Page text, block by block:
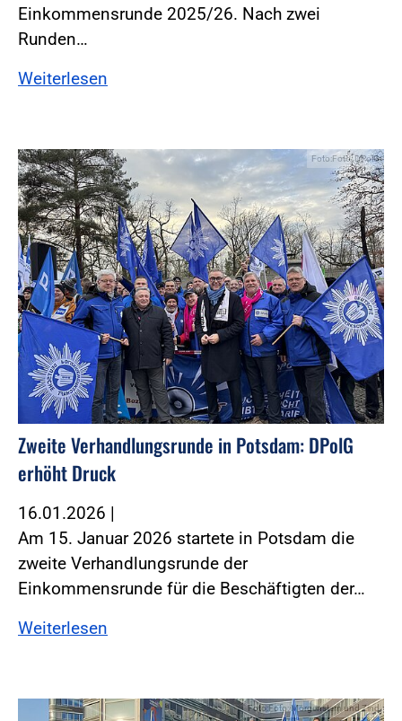
Einkommensrunde 2025/26. Nach zwei
Runden…
Weiterlesen
Foto:Foto: DPolG
Zweite Verhandlungsrunde in Potsdam: DPolG
erhöht Druck
16.01.2026 |
Am 15. Januar 2026 startete in Potsdam die
zweite Verhandlungsrunde der
Einkommensrunde für die Beschäftigten der…
Weiterlesen
Foto:Foto: Morgenstern und Zind